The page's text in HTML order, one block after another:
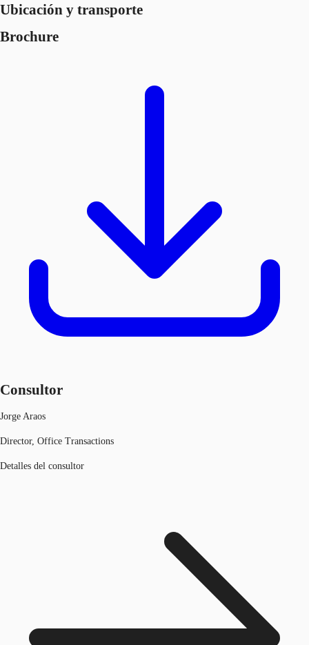
Ubicación y transporte
Brochure
Consultor
Jorge Araos
Director, Office Transactions
Detalles del consultor